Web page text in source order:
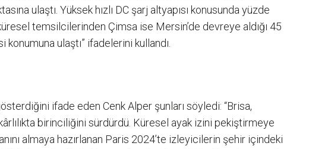
ulaştı. Yüksek hızlı DC şarj altyapısı konusunda yüzde
temsilcilerinden Çimsa ise Mersin’de devreye aldığı 45
ulaştı” ifadelerini kullandı.
ifade eden Cenk Alper şunları söyledi: “Brisa,
birinciliğini sürdürdü. Küresel ayak izini pekiştirmeye
almaya hazırlanan Paris 2024’te izleyicilerin şehir içindeki